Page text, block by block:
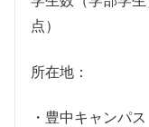
点）
所在地：
・豊中キャンパス